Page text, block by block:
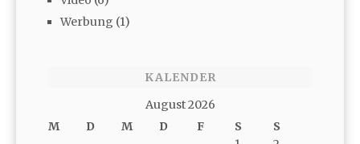
Werbung (1)
KALENDER
August 2026
M
D M D F S S